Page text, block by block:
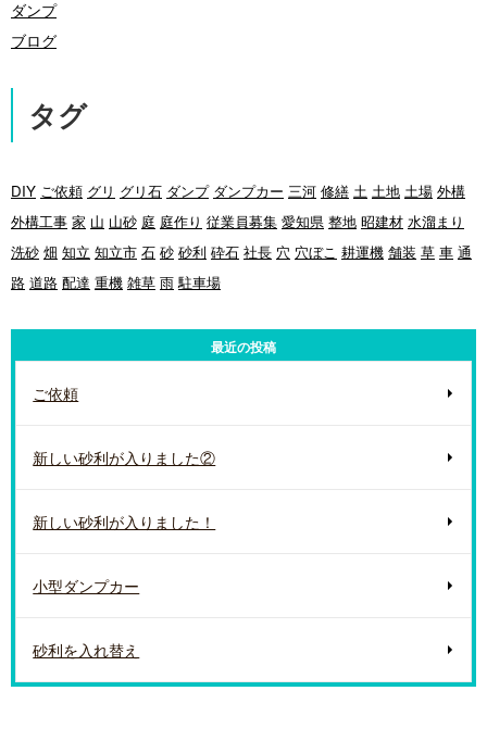
ダンプ
ブログ
タグ
DIY ご依頼 グリ グリ石 ダンプ ダンプカー 三河 修繕 土 土地 土場 外構
外構工事 家 山 山砂 庭 庭作り 従業員募集 愛知県 整地 昭建材 水溜まり
洗砂 畑 知立 知立市 石 砂 砂利 砕石 社長 穴 穴ぼこ 耕運機 舗装 草 車 通
路 道路 配達 重機 雑草 雨 駐車場
最近の投稿
ご依頼
新しい砂利が入りました②
新しい砂利が入りました！
小型ダンプカー
砂利を入れ替え